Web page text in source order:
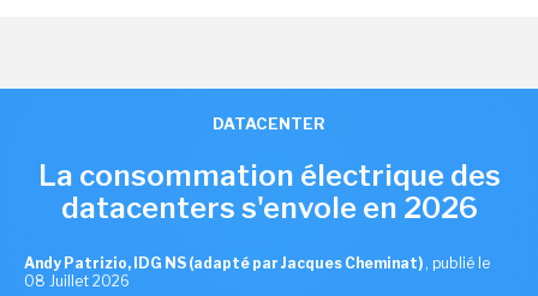
DATACENTER
La consommation électrique des
datacenters s'envole en 2026
Andy Patrizio, IDG NS (adapté par Jacques Cheminat) , publié le
08 Juillet 2026